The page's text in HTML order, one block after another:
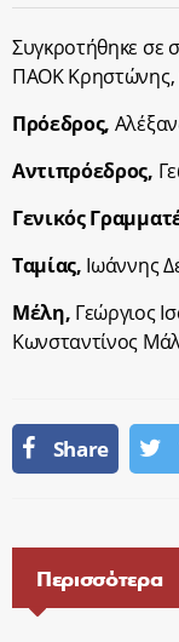
Συγκροτήθηκε σε
ΠΑΟΚ Κρηστώνης,
Πρόεδρος,
Αντιπρόεδρος,
Γενικός
Ταμίας, Ιωάννης
Μέλη, Γεώργιος
Κωνσταντίνος
Share
Περισσότερα